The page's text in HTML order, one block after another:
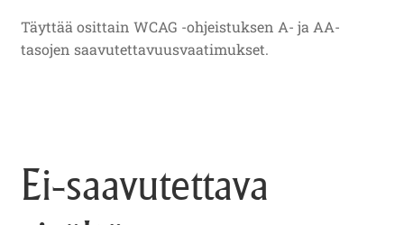
Täyttää osittain WCAG -ohjeistuksen A- ja AA-
tasojen saavutettavuusvaatimukset.
Ei-saavutettava